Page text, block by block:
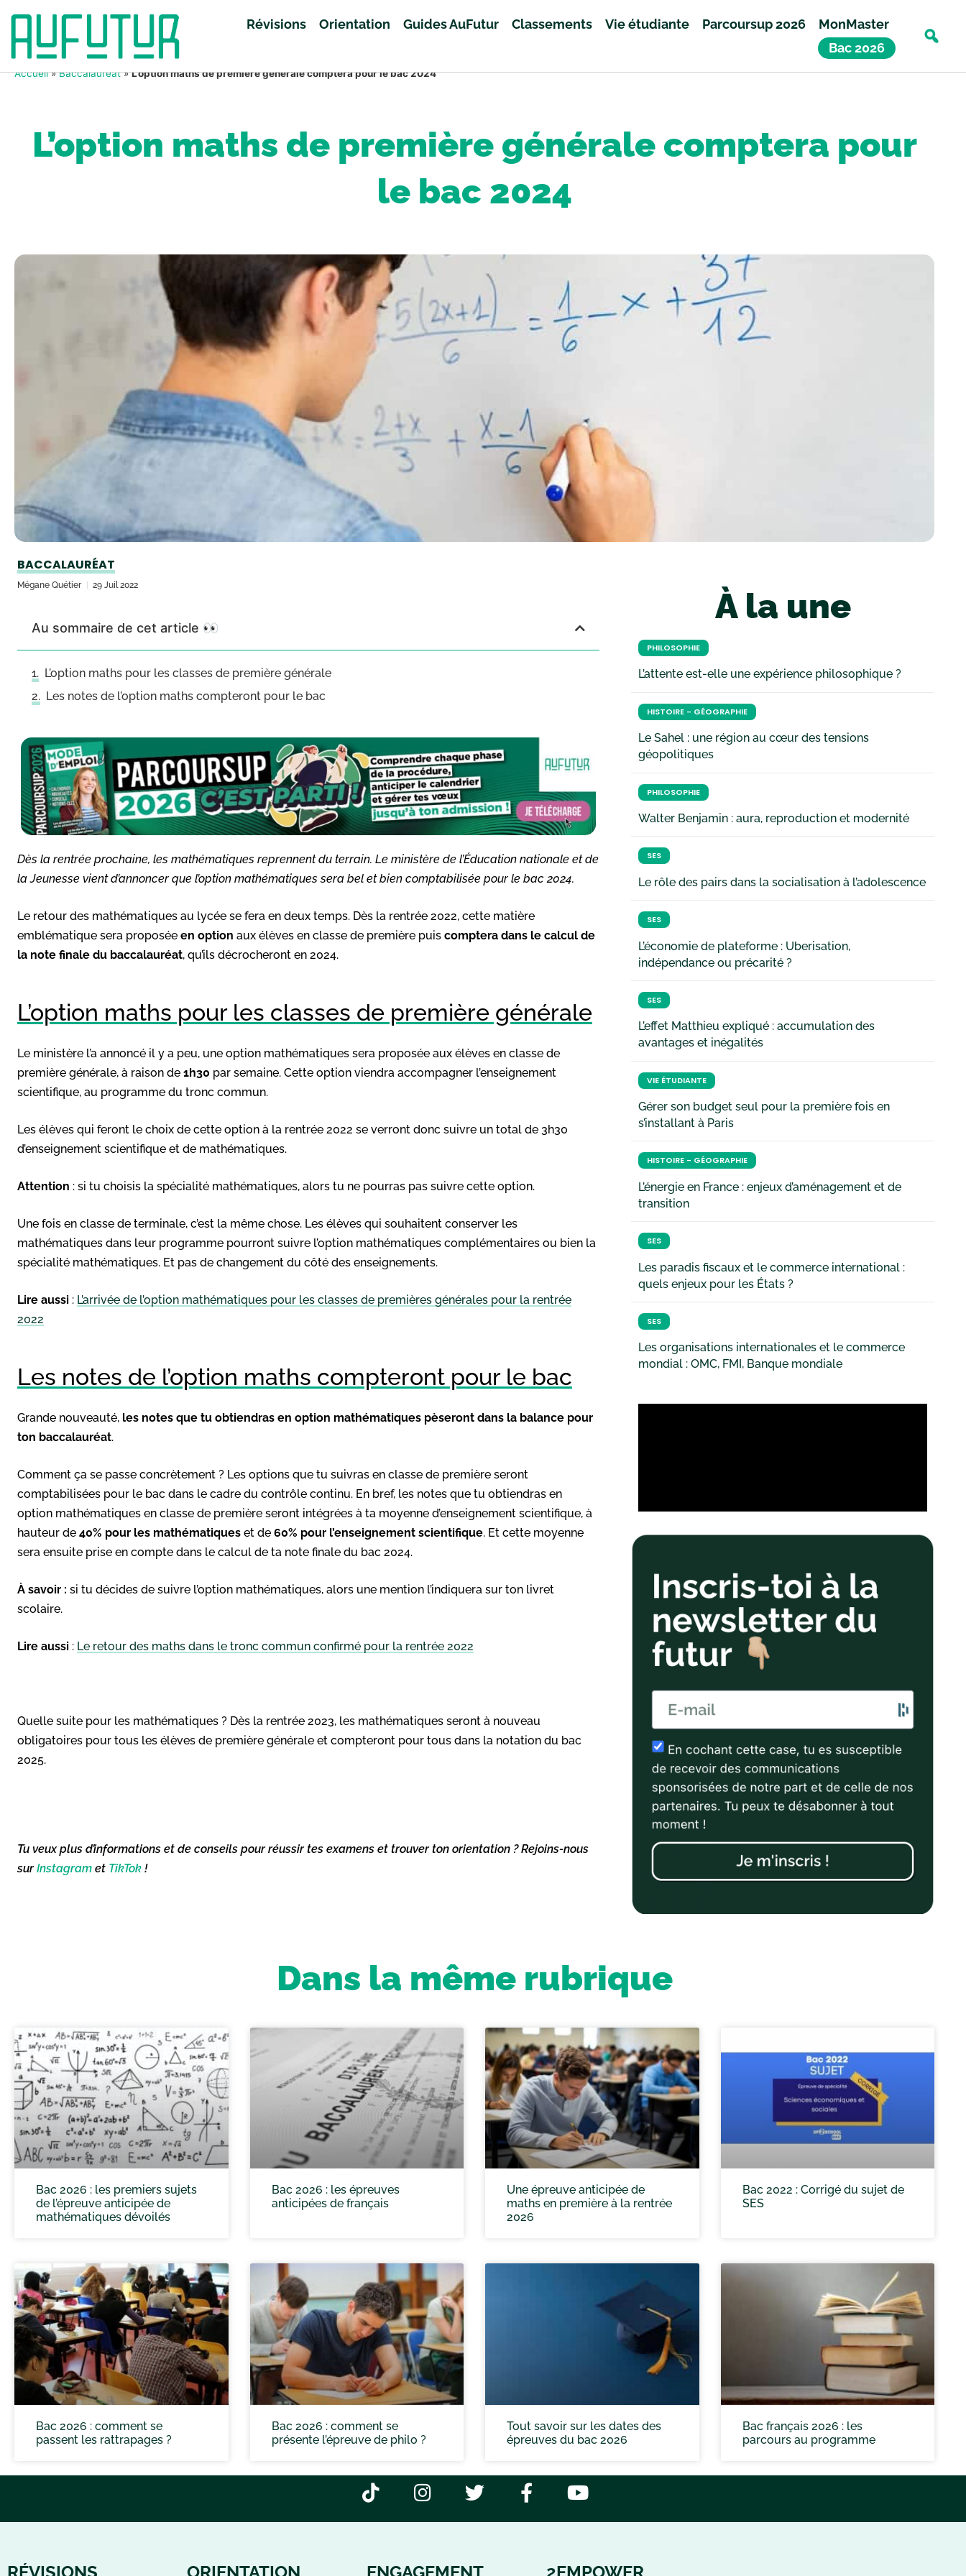
Révisions Orientation Guides AuFutur Classements Vie étudiante Parcoursup 2026
MonMaster
Bac 2026
Accueil»Baccalauréat»L’option maths de première générale comptera pour le bac 2024
L’option maths de première générale comptera pour
le bac 2024
BACCALAURÉAT
Mégane Quétier 29 Juil 2022
Au sommaire de cet article 👀
L’option maths pour les classes de première générale
Les notes de l’option maths compteront pour le bac
Dès la rentrée prochaine, les mathématiques reprennent du terrain. Le ministère de l’Éducation nationale et de
la Jeunesse vient d’annoncer que l’option mathématiques sera bel et bien comptabilisée pour le bac 2024.
Le retour des mathématiques au lycée se fera en deux temps. Dès la rentrée 2022, cette matière
emblématique sera proposée en option aux élèves en classe de première puis comptera dans le calcul de
la note finale du baccalauréat, qu’ils décrocheront en 2024.
L’option maths pour les classes de première générale
Le ministère l’a annoncé il y a peu, une option mathématiques sera proposée aux élèves en classe de
première générale, à raison de 1h30 par semaine. Cette option viendra accompagner l’enseignement
scientifique, au programme du tronc commun.
Les élèves qui feront le choix de cette option à la rentrée 2022 se verront donc suivre un total de 3h30
d’enseignement scientifique et de mathématiques.
Attention : si tu choisis la spécialité mathématiques, alors tu ne pourras pas suivre cette option.
Une fois en classe de terminale, c’est la même chose. Les élèves qui souhaitent conserver les
mathématiques dans leur programme pourront suivre l’option mathématiques complémentaires ou bien la
spécialité mathématiques. Et pas de changement du côté des enseignements.
Lire aussi : L’arrivée de l’option mathématiques pour les classes de premières générales pour la rentrée
2022
Les notes de l’option maths compteront pour le bac
Grande nouveauté, les notes que tu obtiendras en option mathématiques pèseront dans la balance pour
ton baccalauréat.
Comment ça se passe concrètement ? Les options que tu suivras en classe de première seront
comptabilisées pour le bac dans le cadre du contrôle continu. En bref, les notes que tu obtiendras en
option mathématiques en classe de première seront intégrées à ta moyenne d’enseignement scientifique, à
hauteur de 40% pour les mathématiques et de 60% pour l’enseignement scientifique. Et cette moyenne
sera ensuite prise en compte dans le calcul de ta note finale du bac 2024.
À savoir : si tu décides de suivre l’option mathématiques, alors une mention l’indiquera sur ton livret
scolaire.
Lire aussi : Le retour des maths dans le tronc commun confirmé pour la rentrée 2022
Quelle suite pour les mathématiques ? Dès la rentrée 2023, les mathématiques seront à nouveau
obligatoires pour tous les élèves de première générale et compteront pour tous dans la notation du bac
2025.
Tu veux plus d’informations et de conseils pour réussir tes examens et trouver ton orientation ? Rejoins-nous
surInstagram et TikTok !
À la une
PHILOSOPHIE
L’attente est-elle une expérience philosophique ?
HISTOIRE - GÉOGRAPHIE
Le Sahel : une région au cœur des tensions
géopolitiques
PHILOSOPHIE
Walter Benjamin : aura, reproduction et modernité
SES
Le rôle des pairs dans la socialisation à l’adolescence
SES
L’économie de plateforme : Uberisation,
indépendance ou précarité ?
SES
L’effet Matthieu expliqué : accumulation des
avantages et inégalités
VIE ÉTUDIANTE
Gérer son budget seul pour la première fois en
s’installant à Paris
HISTOIRE - GÉOGRAPHIE
L’énergie en France : enjeux d’aménagement et de
transition
SES
Les paradis fiscaux et le commerce international :
quels enjeux pour les États ?
SES
Les organisations internationales et le commerce
mondial : OMC, FMI, Banque mondiale
Dans la même rubrique
Bac 2026 : les premiers sujets
de l’épreuve anticipée de
mathématiques dévoilés
Bac 2026 : les épreuves
anticipées de français
Une épreuve anticipée de
maths en première à la rentrée
2026
Bac 2022 : Corrigé du sujet de
SES
Bac 2026 : comment se
passent les rattrapages ?
Bac 2026 : comment se
présente l’épreuve de philo ?
Tout savoir sur les dates des
épreuves du bac 2026
Bac français 2026 : les
parcours au programme
RÉVISIONS ORIENTATION ENGAGEMENT 2EMPOWER